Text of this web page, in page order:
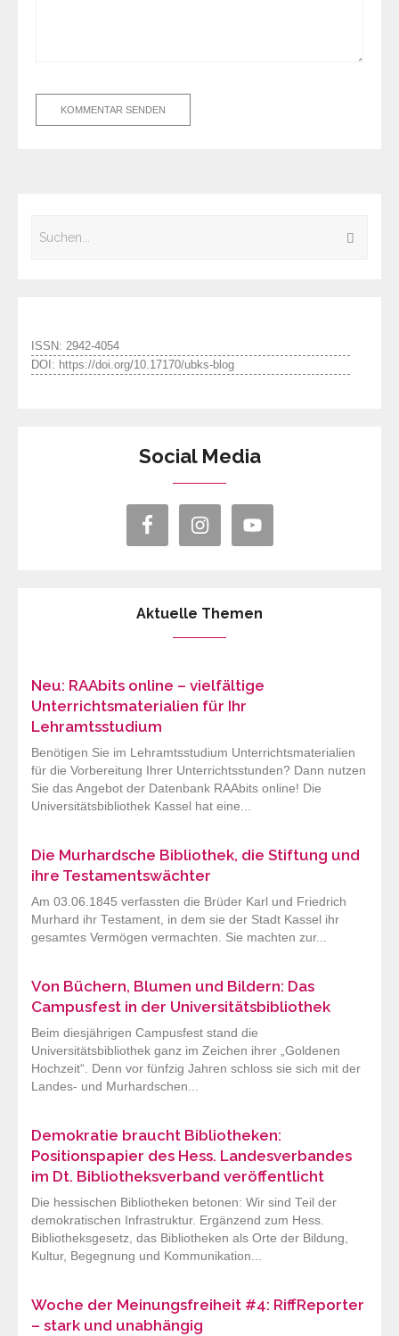
ISSN: 2942-4054
DOI: https://doi.org/10.17170/ubks-blog
Social Media
Aktuelle Themen
Neu: RAAbits online – vielfältige
Unterrichtsmaterialien für Ihr
Lehramtsstudium
Benötigen Sie im Lehramtsstudium Unterrichtsmaterialien
für die Vorbereitung Ihrer Unterrichtsstunden? Dann nutzen
Sie das Angebot der Datenbank RAAbits online! Die
Universitätsbibliothek Kassel hat eine...
Die Murhardsche Bibliothek, die Stiftung und
ihre Testamentswächter
Am 03.06.1845 verfassten die Brüder Karl und Friedrich
Murhard ihr Testament, in dem sie der Stadt Kassel ihr
gesamtes Vermögen vermachten. Sie machten zur...
Von Büchern, Blumen und Bildern: Das
Campusfest in der Universitätsbibliothek
Beim diesjährigen Campusfest stand die
Universitätsbibliothek ganz im Zeichen ihrer „Goldenen
Hochzeit“. Denn vor fünfzig Jahren schloss sie sich mit der
Landes- und Murhardschen...
Demokratie braucht Bibliotheken:
Positionspapier des Hess. Landesverbandes
im Dt. Bibliotheksverband veröffentlicht
Die hessischen Bibliotheken betonen: Wir sind Teil der
demokratischen Infrastruktur. Ergänzend zum Hess.
Bibliotheksgesetz, das Bibliotheken als Orte der Bildung,
Kultur, Begegnung und Kommunikation...
Woche der Meinungsfreiheit #4: RiffReporter
– stark und unabhängig